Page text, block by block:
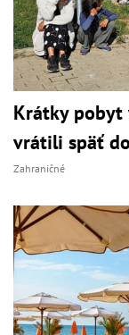
Krátky pobyt
vrátili späť
Zahraničné